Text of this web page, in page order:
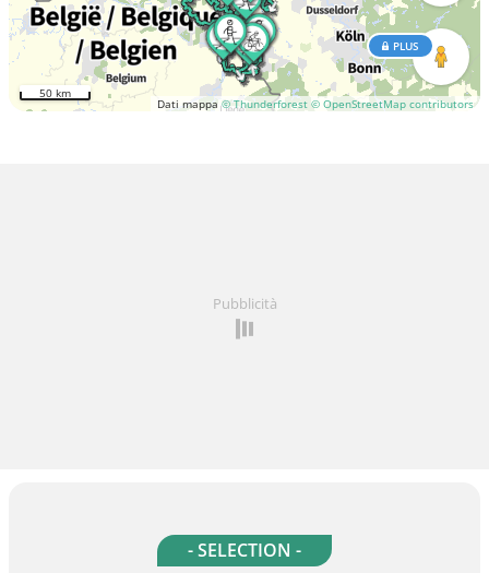
Dati mappa© Thunderforest © OpenStreetMap contributors
PLUS
50 km
Pubblicità
- SELECTION -